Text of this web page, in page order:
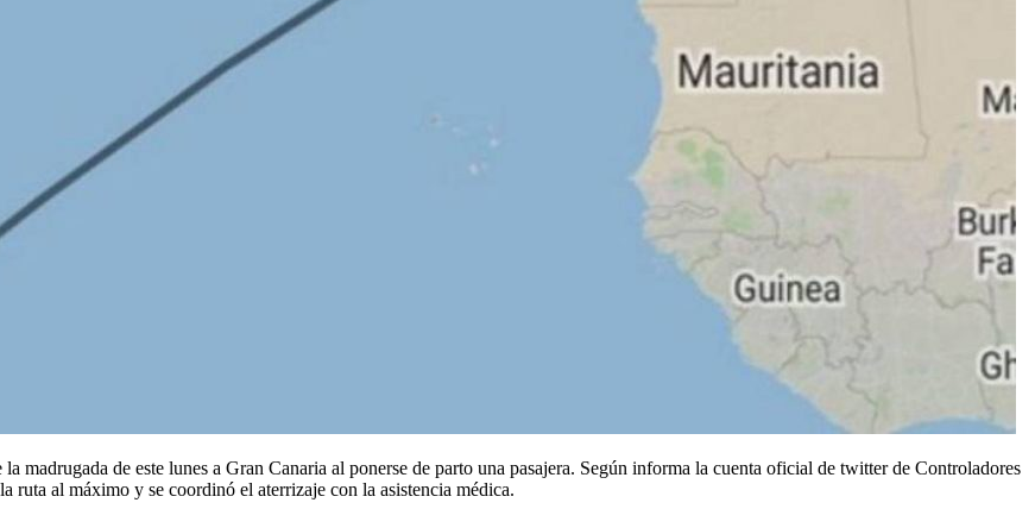
madrugada de este lunes a Gran Canaria al ponerse de parto una pasajera. Según informa la cuenta oficial de twitter de Controladores
ruta al máximo y se coordinó el aterrizaje con la asistencia médica.